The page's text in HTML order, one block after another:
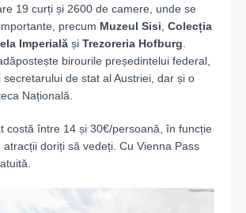
19 curți și 2600 de camere, unde se
precum Muzeul Sisi, Colecția
Imperială și Trezoreria Hofburg.
birourile președintelui federal,
secretarului de stat al Austriei, dar și o
Națională.
costă între 14 și 30€/persoană, în funcție
doriți să vedeți. Cu Vienna Pass